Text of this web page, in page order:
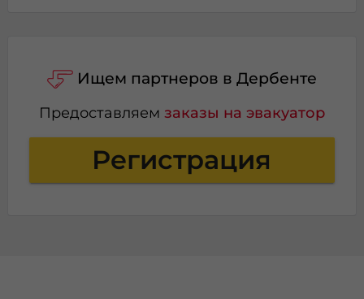
Ищем партнеров в Дербенте
Предоставляем заказы на эвакуатор
Регистрация